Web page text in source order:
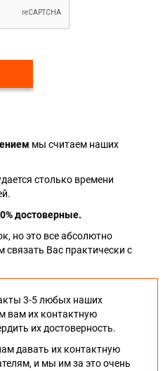
мы считаем наших
столько времени
достоверные.
но это все абсолютно
Вас практически с
3-5 любых наших
вам их контактную
их достоверность.
давать их контактную
и мы им за это очень